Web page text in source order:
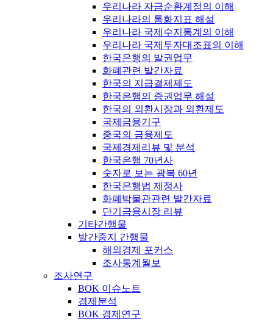
우리나라 자금순환계정의 이해
우리나라의 통화지표 해설
우리나라 국제수지통계의 이해
우리나라 국제투자대조표의 이해
한국은행의 발권업무
화폐관련 발간자료
한국의 지급결제제도
한국은행의 증권업무 해설
한국의 외환시장과 외환제도
국제금융기구
중국의 금융제도
국제경제리뷰 및 분석
한국은행 70년사
숫자로 보는 광복 60년
한국은행법 제정사
화폐박물관관련 발간자료
단기금융시장 리뷰
기타간행물
발간중지 간행물
해외경제 포커스
조사통계월보
조사연구
BOK 이슈노트
경제분석
BOK 경제연구